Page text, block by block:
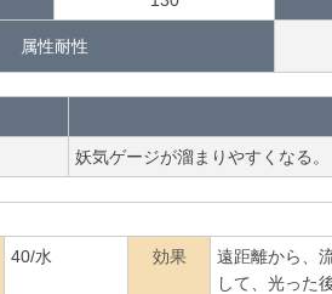
属性耐性
妖気ゲージが溜まりやすくなる。
40/水 効果
遠距離から、
して、光った